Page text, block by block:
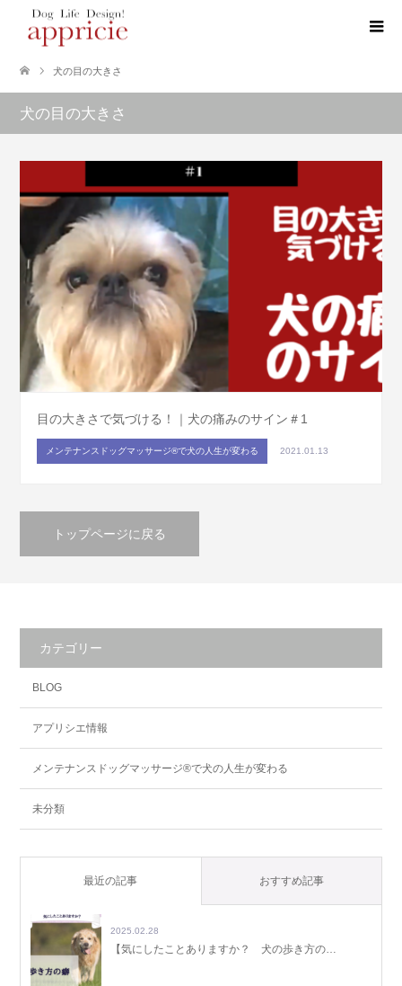
犬の目の大きさ
犬の目の大きさ
目の大きさで気づける！｜犬の痛みのサイン＃1
メンテナンスドッグマッサージ®で犬の人生が変わる 2021.01.13
トップページに戻る
カテゴリー
BLOG
アプリシエ情報
メンテナンスドッグマッサージ®で犬の人生が変わる
未分類
最近の記事 おすすめ記事
2025.02.28
【気にしたことありますか？ 犬の歩き方の…